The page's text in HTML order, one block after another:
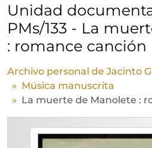
Unidad
PMs/133 - La
: romance canción
Archivo personal de Jacinto
Música manuscrita
La muerte de Manolete :